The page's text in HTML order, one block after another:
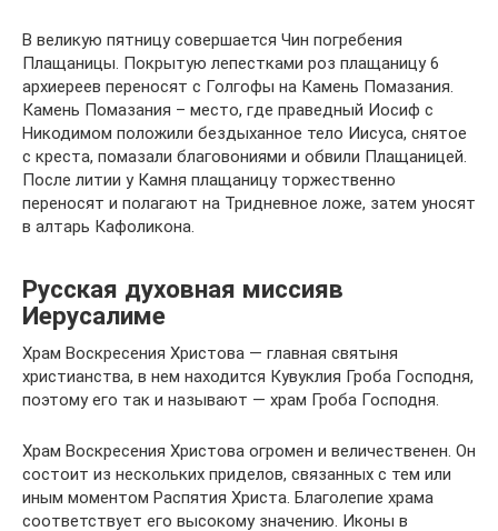
В великую пятницу совершается Чин погребения
Плащаницы. Покрытую лепестками роз плащаницу 6
архиереев переносят с Голгофы на Камень Помазания.
Камень Помазания – место, где праведный Иосиф с
Никодимом положили бездыханное тело Иисуса, снятое
с креста, помазали благовониями и обвили Плащаницей.
После литии у Камня плащаницу торжественно
переносят и полагают на Тридневное ложе, затем уносят
в алтарь Кафоликона.
Русская духовная миссияв
Иерусалиме
Храм Воскресения Христова — главная святыня
христианства, в нем находится Кувуклия Гроба Господня,
поэтому его так и называют — храм Гроба Господня.
Храм Воскресения Христова огромен и величественен. Он
состоит из нескольких приделов, связанных с тем или
иным моментом Распятия Христа. Благолепие храма
соответствует его высокому значению. Иконы в